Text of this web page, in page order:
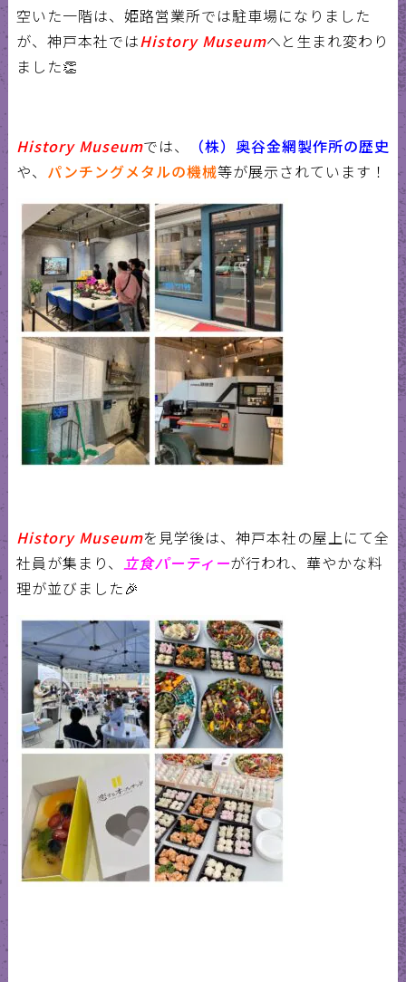
空いた一階は、姫路営業所では駐車場になりました
が、神戸本社ではHistory Museumへと生まれ変わり
ました👏
History Museumでは、
（株）奥谷金網製作所の歴史
や、 パンチングメタルの機械等が展示されています！
History Museumを見学後は、神戸本社の屋上にて全
社員が集まり、 立食パーティーが行われ、華やかな料
理が並びました🎉